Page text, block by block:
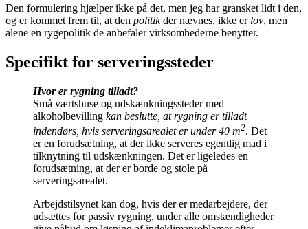
Den formulering hjælper ikke på det, men jeg har gransket lidt i den,
og er kommet frem til, at den politikder nævnes, ikke er lov, men
alene en rygepolitik de anbefaler virksomhederne benytter.
Specifikt for serveringssteder
Hvor er rygning tilladt?
Små værtshuse og udskænkningssteder med
alkoholbevilling kan beslutte, at rygning er tilladt
indendørs, hvis serveringsarealet er under 40 m2. Det
er en forudsætning, at der ikke serveres egentlig mad i
tilknytning til udskænkningen. Det er ligeledes en
forudsætning, at der er borde og stole på
serveringsarealet.
Arbejdstilsynet kan dog, hvis der er medarbejdere, der
udsættes for passiv rygning, under alle omstændigheder